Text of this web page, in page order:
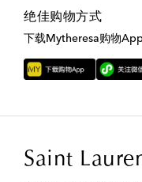
绝佳购物方式
下载Mytheresa购物
Saint